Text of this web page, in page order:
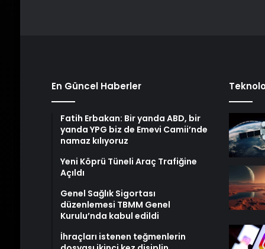
En Güncel Haberler
Fatih Erbakan: Bir yanda ABD, bir
yanda YPG biz de Emevi Camii’nde
namaz kılıyoruz
Yeni Köprü Tüneli Araç Trafiğine
Açıldı
Genel Sağlık Sigortası
düzenlemesi TBMM Genel
Kurulu’nda kabul edildi
İhraçları istenen teğmenlerin